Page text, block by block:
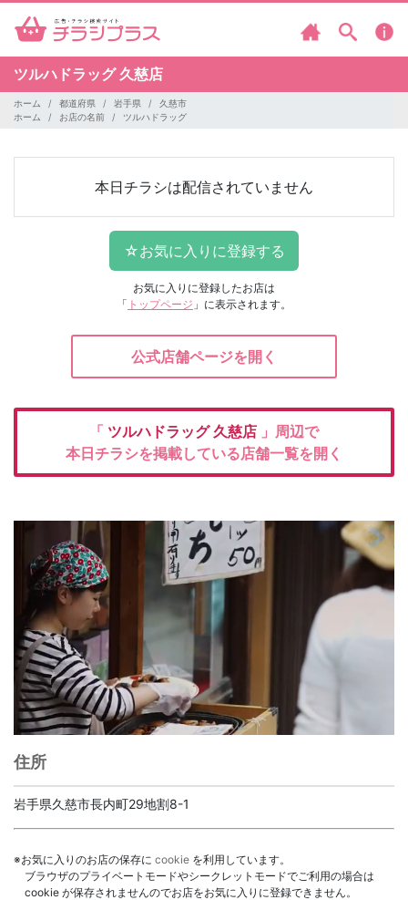
ツルハドラッグ 久慈店
ホーム 都道府県 岩手県
久慈市
ホーム
お店の名前 ツルハドラッグ
本日チラシは配信されていません
お気に入りに登録したお店は
「 トップページ 」に表示されます。
公式店舗ページを開く
「 ツルハドラッグ久慈店 」周辺で
本日チラシを掲載している店舗一覧を開く
住所
岩手県久慈市長内町29地割8-1
※お気に入りのお店の保存に cookie を利用しています。
ブラウザのプライベートモードやシークレットモードでご利用の場合は
cookie が保存されませんのでお店をお気に入りに登録できません。